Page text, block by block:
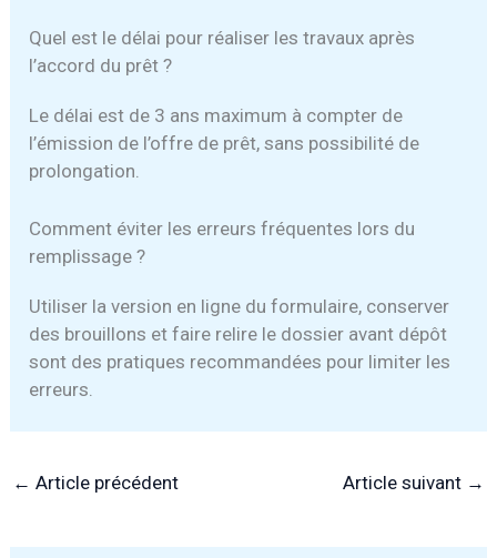
Quel est le délai pour réaliser les travaux après
l’accord du prêt ?
Le délai est de 3 ans maximum à compter de
l’émission de l’offre de prêt, sans possibilité de
prolongation.
Comment éviter les erreurs fréquentes lors du
remplissage ?
Utiliser la version en ligne du formulaire, conserver
des brouillons et faire relire le dossier avant dépôt
sont des pratiques recommandées pour limiter les
erreurs.
← Article précédent Article suivant →